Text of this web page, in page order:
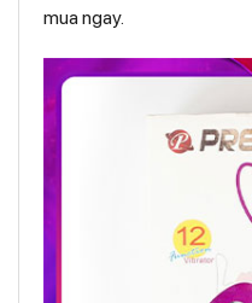
mua ngay.